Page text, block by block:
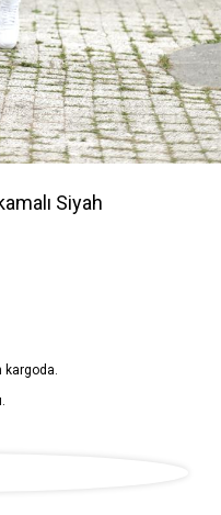
Siyah
kargoda.